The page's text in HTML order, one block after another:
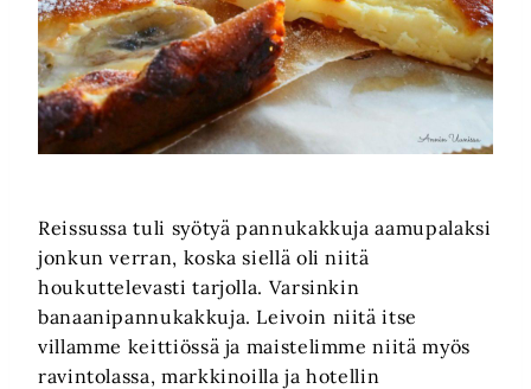
Reissussa tuli syötyä pannukakkuja aamupalaksi
jonkun verran, koska siellä oli niitä
houkuttelevasti tarjolla. Varsinkin
banaanipannukakkuja. Leivoin niitä itse
villamme keittiössä ja maistelimme niitä myös
ravintolassa, markkinoilla ja hotellin